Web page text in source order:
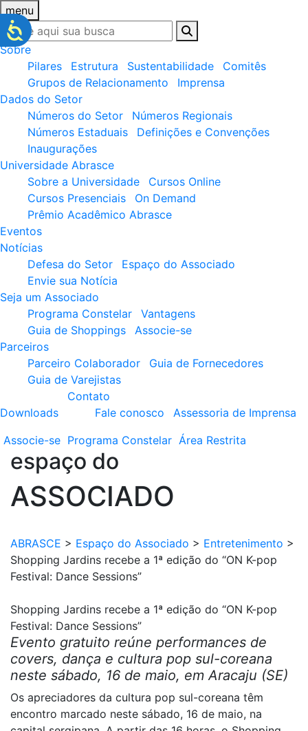
menu
Sobre
Pilares
Estrutura Sustentabilidade
Comitês
Grupos de Relacionamento
Imprensa
Dados do Setor
Números do Setor
Números Regionais
Números Estaduais
Definições e Convenções
Inaugurações
Universidade Abrasce
Sobre a Universidade
Cursos Online
Cursos Presenciais
On Demand
Prêmio Acadêmico Abrasce
Eventos
Notícias
Defesa do Setor
Espaço do Associado
Envie sua Notícia
Seja um Associado
Programa Constelar
Vantagens
Guia de Shoppings
Associe-se
Parceiros
Parceiro Colaborador
Guia de Fornecedores
Guia de Varejistas
Downloads
Contato
Fale conosco
Assessoria de Imprensa
Associe-se Programa Constelar Área Restrita
espaço do
ASSOCIADO
ABRASCE > Espaço do Associado > Entretenimento >
Shopping Jardins recebe a 1ª edição do “ON K-pop
Festival: Dance Sessions”
Shopping Jardins recebe a 1ª edição do “ON K-pop
Festival: Dance Sessions”
Evento gratuito reúne performances de
covers, dança e cultura pop sul-coreana
neste sábado, 16 de maio, em Aracaju (SE)
Os apreciadores da cultura pop sul-coreana têm
encontro marcado neste sábado, 16 de maio, na